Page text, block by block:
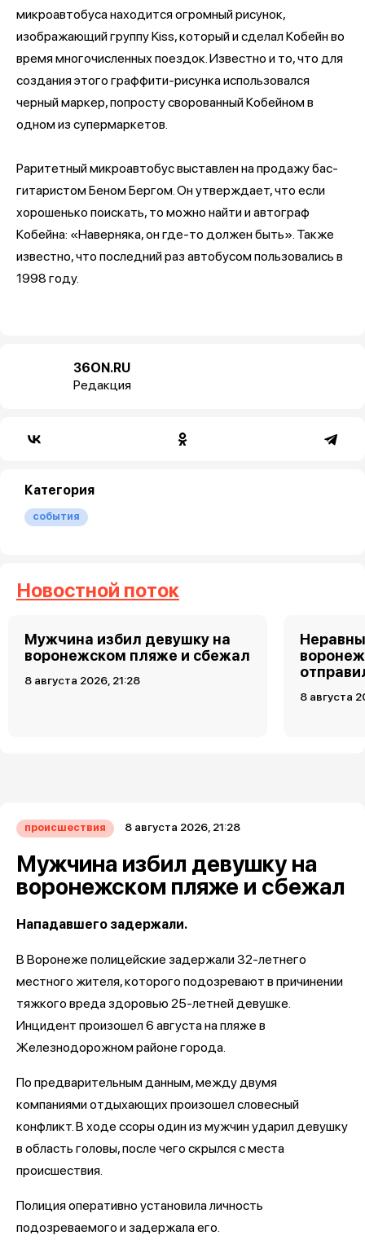
микроавтобуса находится огромный рисунок,
изображающий группу Kiss, который и сделал Кобейн во
время многочисленных поездок. Известно и то, что для
создания этого граффити-рисунка использовался
черный маркер, попросту сворованный Кобейном в
одном из супермаркетов.
Раритетный микроавтобус выставлен на продажу бас-
гитаристом Беном Бергом. Он утверждает, что если
хорошенько поискать, то можно найти и автограф
Кобейна: «Наверняка, он где-то должен быть». Также
известно, что последний раз автобусом пользовались в
1998 году.
36ON.RU
Редакция
Категория
события
Новостной поток
Мужчина избил девушку на
воронежском пляже и сбежал
8 августа 2026, 21:28
8 августа
происшествия 8 августа 2026, 21:28
Мужчина избил девушку на
воронежском пляже и сбежал
Нападавшего задержали.
В Воронеже полицейские задержали 32-летнего
местного жителя, которого подозревают в причинении
тяжкого вреда здоровью 25-летней девушке.
Инцидент произошел 6 августа на пляже в
Железнодорожном районе города.
По предварительным данным, между двумя
компаниями отдыхающих произошел словесный
конфликт. В ходе ссоры один из мужчин ударил девушку
в область головы, после чего скрылся с места
происшествия.
Полиция оперативно установила личность
подозреваемого и задержала его.